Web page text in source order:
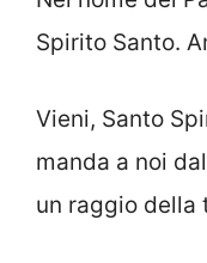
Spirito Santo.
Vieni, Santo
manda a noi
un raggio della